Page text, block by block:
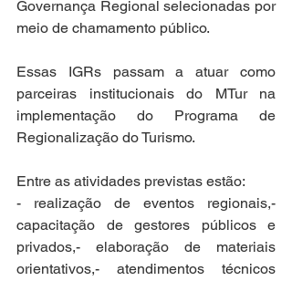
Governança Regional selecionadas por
meio de chamamento público.
Essas IGRs passam a atuar como
parceiras institucionais do MTur na
implementação do Programa de
Regionalização do Turismo.
Entre as atividades previstas estão:
- realização de eventos regionais,-
capacitação de gestores públicos e
privados,- elaboração de materiais
orientativos,- atendimentos técnicos